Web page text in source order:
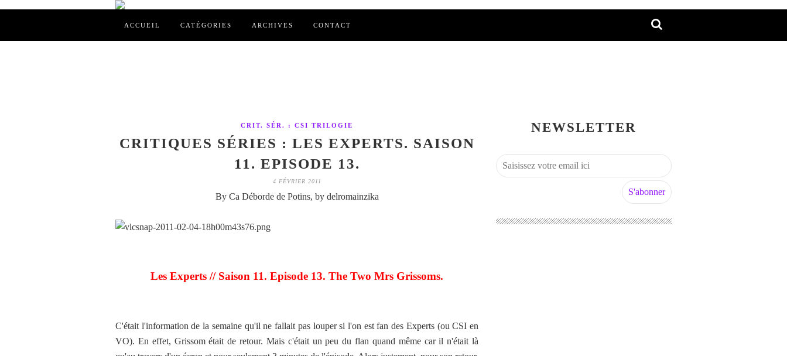
ACCUEIL CATÉGORIES ARCHIVES CONTACT
CRIT. SÉR. : CSI TRILOGIE
CRITIQUES SÉRIES : LES EXPERTS. SAISON
11. EPISODE 13.
4 FÉVRIER 2011
By Ca Déborde de Potins, by delromainzika
Les Experts // Saison 11. Episode 13. The Two Mrs Grissoms.
C'était l'information de la semaine qu'il ne fallait pas louper si l'on est fan des Experts (ou CSI en
VO). En effet, Grissom était de retour. Mais c'était un peu du flan quand même car il n'était là
NEWSLETTER